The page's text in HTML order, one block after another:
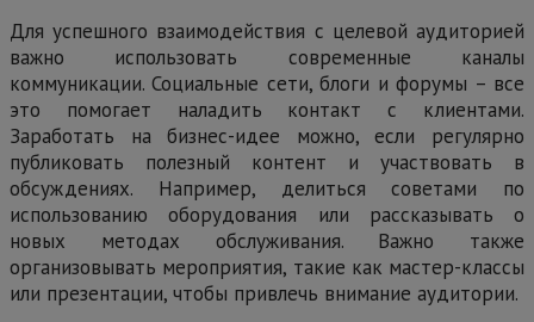
Для успешного взаимодействия с целевой аудиторией
важно использовать современные каналы
коммуникации. Социальные сети, блоги и форумы – все
это помогает наладить контакт с клиентами.
Заработать на бизнес-идее можно, если регулярно
публиковать полезный контент и участвовать в
обсуждениях. Например, делиться советами по
использованию оборудования или рассказывать о
новых методах обслуживания. Важно также
организовывать мероприятия, такие как мастер-классы
или презентации, чтобы привлечь внимание аудитории.